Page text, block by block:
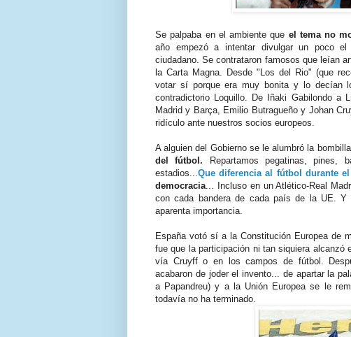
Se palpaba en el ambiente que el tema no
año empezó a intentar divulgar un poco
ciudadano. Se contrataron famosos que leían
la Carta Magna. Desde "Los del Rio" (que
votar sí porque era muy bonita y lo decían
contradictorio Loquillo. De Iñaki Gabilondo
Madrid y Barça, Emilio Butragueño y Johan
ridículo ante nuestros socios europeos.
A alguien del Gobierno se le alumbró la bombilla.
del fútbol. Repartamos pegatinas, pines,
estadios... Que diferencia al fútbol durante
democracia ... Incluso en un Atlético-Real
con cada bandera de cada país de la UE.
aparenta importancia.
España votó sí a la Constitución Europea de
fue que la participación ni tan siquiera
vía Cruyff o en los campos de fútbol.
acabaron de joder el invento... de apartar la
a Papandreu) y a la Unión Europea se le
todavía no ha terminado.